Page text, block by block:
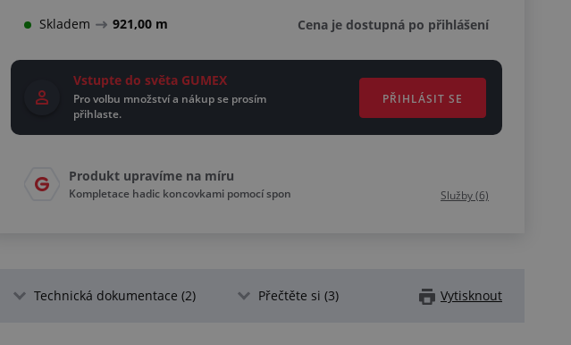
Skladem 921,00 m Cena je dostupná po přihlášení
Vstupte do světa GUMEX
Pro volbu množství a nákup se prosím
přihlaste.
PŘIHLÁSIT SE
Produkt upravíme na míru
Kompletace hadic koncovkami pomocí spon Služby (6)
Technická dokumentace (2) Přečtěte si (3) Vytisknout